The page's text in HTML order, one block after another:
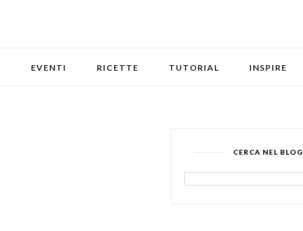
EVENTI RICETTE TUTORIAL INSPIRE
CERCA NEL BLOG